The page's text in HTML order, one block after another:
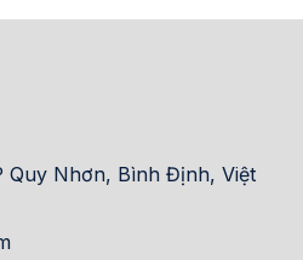
Quy Nhơn, Bình Định, Việt